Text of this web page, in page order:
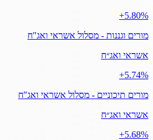
‎+5.80%
מורים וגננות - מסלול אשראי ואג"ח
אשראי ואג״ח
‎+5.74%
מורים תיכוניים - מסלול אשראי ואג"ח
אשראי ואג״ח
‎+5.68%